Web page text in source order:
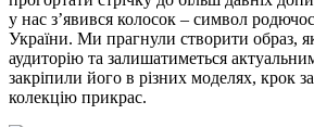
у нас з’явився колосок – символ
України. Ми прагнули створити образ,
аудиторію та залишатиметься
закріпили його в різних моделях, крок
колекцію прикрас.